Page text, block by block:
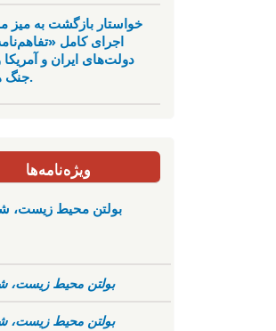
خواستار بازگشت به میز
اجرای کامل
دولت‌های ایران و آمریکا
جنگ هستیم.
ویژه‌نامه‌ها
بولتن محیط زیست،
بولتن محیط زیست،
بولتن محیط زیست،